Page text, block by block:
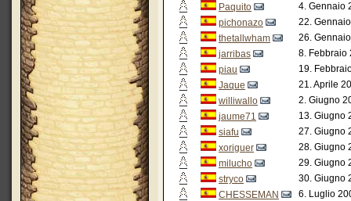
Paquito
4. Gennaio
pichonazo
22.
thetallwham
26.
jarribas
8. Febbraio
piau
19.
Jaque
21. Aprile
williwallo
2. Giugno
jaume71
13. Giugno
siafu
27. Giugno
xoriguer
28. Giugno
milucho
29. Giugno
stryco
30. Giugno
CHESSEMAN
6. Luglio